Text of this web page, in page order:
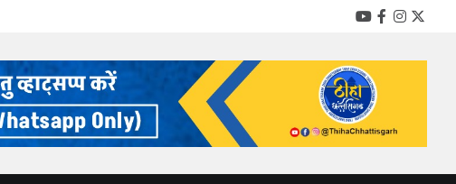
YouTube
Facebook